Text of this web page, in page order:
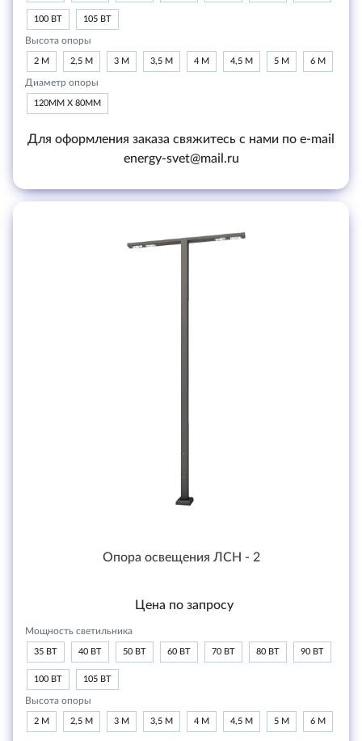
100 ВТ 105 ВТ
Высота опоры
2 М 2,5 М 3 М 3,5 М 4 М 4,5 М 5 М 6 М
Диаметр опоры
120ММ Х 80ММ
Для оформления заказа свяжитесь с нами по e-mail
energy-svet@mail.ru
Опора освещения ЛСН - 2
Цена по запросу
Мощность светильника
35 ВТ 40 ВТ 50 ВТ 60 ВТ 70 ВТ 80 ВТ 90 ВТ
100 ВТ 105 ВТ
Высота опоры
2 М 2,5 М 3 М 3,5 М 4 М 4,5 М 5 М 6 М